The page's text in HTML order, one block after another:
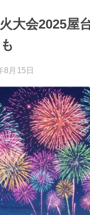
大会2025屋
8月15日